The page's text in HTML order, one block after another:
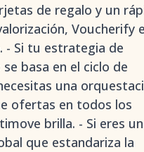
de regalo y un
Voucherify
- Si tu estrategia de
basa en el ciclo de
una
ofertas en todos los
brilla. - Si eres
que estandariza la